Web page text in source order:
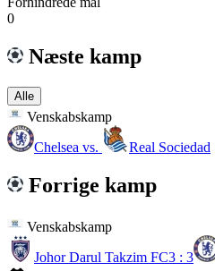
0
Næste kamp
Alle
Venskabskamp
Chelsea vs. Real Sociedad
Forrige kamp
Venskabskamp
Johor Darul Takzim FC3 : 3